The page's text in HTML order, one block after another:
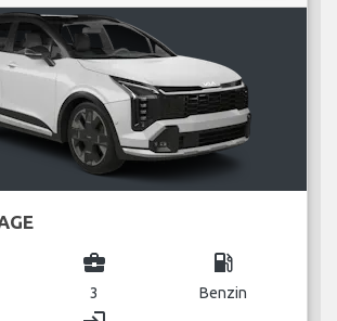
business_center
3
local_gas_station
Benzin